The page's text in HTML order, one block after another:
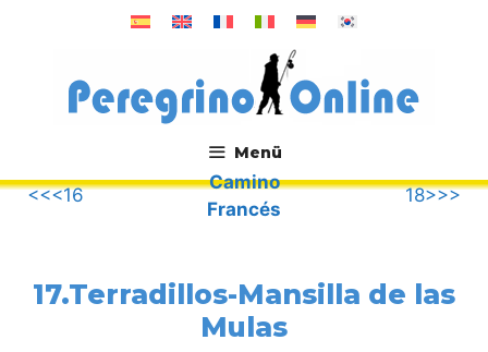
Menü
. <<<16
Camino
Francés
18>>>
17.Terradillos-Mansilla de las
Mulas